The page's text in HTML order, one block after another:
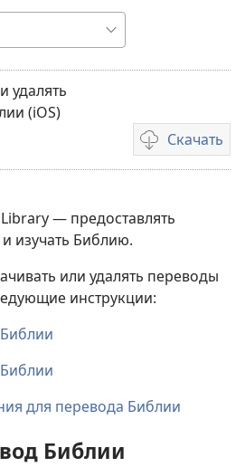
удалять
(iOS)
Скачать
Варианты
загрузки
— предоставлять
изучать Библию.
или удалять переводы
инструкции:
для перевода Библии
Библии